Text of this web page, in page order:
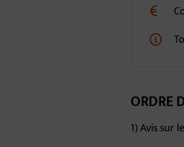
ORDRE
1) Avis sur